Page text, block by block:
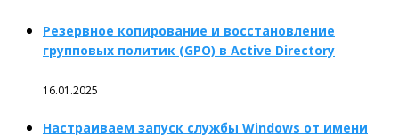
Резервное копирование и восстановление
групповых политик (GPO) в Active Directory
16.01.2025
Настраиваем запуск службы Windows от имени